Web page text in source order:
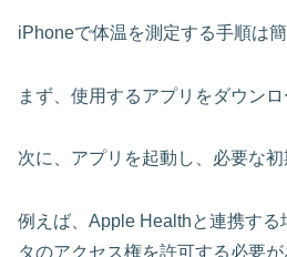
iPhoneで体温を測定する手順は簡
まず、 使用するアプリをダウンロ
次に、アプリを起動し、必要な初
例えば、Apple Healthと連携する
タのアクセス権を許可する必要が